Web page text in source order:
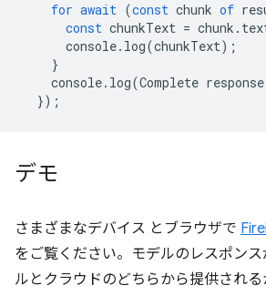
for await (const chunk of
const chunkText = chunk .
console. log(chunkText);
}
console. log(Complete response
});
デモ
さまざまなデバイス とブラウザで
をご覧ください。モデルのレスポン
ルとクラウドのどちらから提供される